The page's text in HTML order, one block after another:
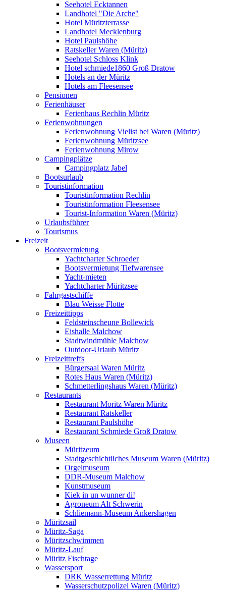
Seehotel Ecktannen
Landhotel "Die Arche"
Hotel Müritzterrasse
Landhotel Mecklenburg
Hotel Paulshöhe
Ratskeller Waren (Müritz)
Seehotel Schloss Klink
Hotel schmiede1860 Groß Dratow
Hotels an der Müritz
Hotels am Fleesensee
Pensionen
Ferienhäuser
Ferienhaus Rechlin Müritz
Ferienwohnungen
Ferienwohnung Vielist bei Waren (Müritz)
Ferienwohnung Müritzsee
Ferienwohnung Mirow
Campingplätze
Campingplatz Jabel
Bootsurlaub
Touristinformation
Touristinformation Rechlin
Touristinformation Fleesensee
Tourist-Information Waren (Müritz)
Urlaubsführer
Tourismus
Freizeit
Bootsvermietung
Yachtcharter Schroeder
Bootsvermietung Tiefwarensee
Yacht-mieten
Yachtcharter Müritzsee
Fahrgastschiffe
Blau Weisse Flotte
Freizeittipps
Feldsteinscheune Bollewick
Eishalle Malchow
Stadtwindmühle Malchow
Outdoor-Urlaub Müritz
Freizeittreffs
Bürgersaal Waren Müritz
Rotes Haus Waren (Müritz)
Schmetterlingshaus Waren (Müritz)
Restaurants
Restaurant Moritz Waren Müritz
Restaurant Ratskeller
Restaurant Paulshöhe
Restaurant Schmiede Groß Dratow
Museen
Müritzeum
Stadtgeschichtliches Museum Waren (Müritz)
Orgelmuseum
DDR-Museum Malchow
Kunstmuseum
Kiek in un wunner di!
Agroneum Alt Schwerin
Schliemann-Museum Ankershagen
Müritzsail
Müritz-Saga
Müritzschwimmen
Müritz-Lauf
Müritz Fischtage
Wassersport
DRK Wasserrettung Müritz
Wasserschutzpolizei Waren (Müritz)